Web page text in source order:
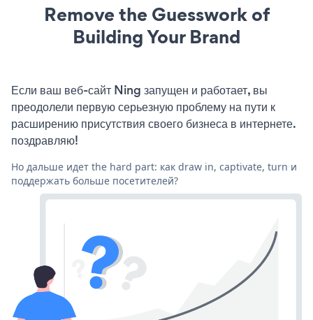
Remove the Guesswork of
Building Your Brand
Если ваш веб-сайт Ning запущен и работает, вы
преодолели первую серьезную проблему на пути к
расширению присутствия своего бизнеса в интернете.
поздравляю!
Но дальше идет the hard part: как draw in, captivate, turn и
поддержать больше посетителей?